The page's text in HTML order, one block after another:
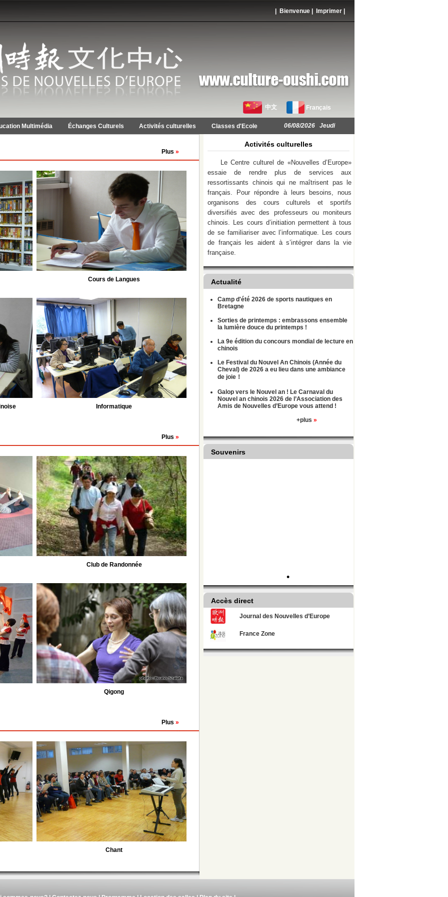
| Bienvenue | Imprimer
中文 Français
Multimédia Échanges Culturels Activités culturelles Classes d'Ecole 06/08/2026 Jeudi
Plus »
Cours de Langues
Informatique
Plus »
Club de Randonnée
Qigong
Plus »
Chant
Activités culturelles
Le Centre culturel de «Nouvelles d’Europe»
essaie de rendre plus de services aux
ressortissants chinois qui ne maîtrisent pas le
français. Pour répondre à leurs besoins, nous
organisons des cours culturels et sportifs
diversifiés avec des professeurs ou moniteurs
chinois. Les cours d’initiation permettent à tous
de se familiariser avec l’informatique. Les cours
de français les aident à s’intégrer dans la vie
française.
Actualité
Camp d'été 2026 de sports nautiques en
Bretagne
Sorties de printemps : embrassons ensemble
la lumière douce du printemps !
La 9e édition du concours mondial de lecture en
chinois
Le Festival du Nouvel An Chinois (Année du
Cheval) de 2026 a eu lieu dans une ambiance
de joie！
Galop vers le Nouvel an ! Le Carnaval du
Nouvel an chinois 2026 de l’Association des
Amis de Nouvelles d’Europe vous attend !
+plus »
Souvenirs
•
Accès direct
Journal des Nouvelles d’Europe
France Zone